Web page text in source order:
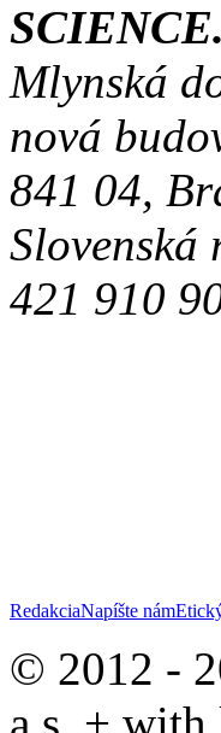
Mlynská
nová
841 04,
Slovenská
421 910
RedakciaNapíšte nám
© 2012 -